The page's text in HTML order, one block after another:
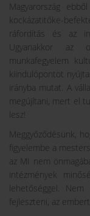
Magyarország
kockázatitőke-
ráfordítás és az
Ugyanakkor az
munkafegyelem
kiindulópontot
irányba mutat. A
megújítani, mert el
lesz!
Meggyőződésünk,
figyelembe a
az MI nem
intézmények
lehetőséggel.
fejleszteni, az